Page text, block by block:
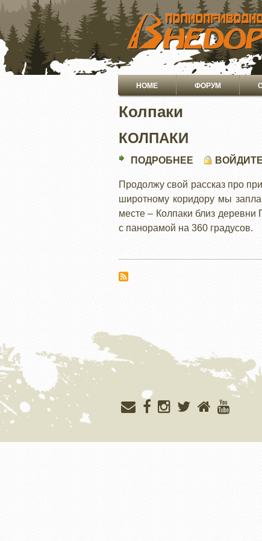
ПЕРЕЙТИ
ОСНОВНОМУ
СОДЕРЖАНИЮ
Основная
навигация
HOME ФОРУМ
Колпаки
КОЛПАКИ
ПОДРОБНЕЕ ВОЙДИТЕ
Продолжу свой рассказ про
широтному коридору мы
месте – Колпаки близ
с панорамой на 360 градусов.
Меню